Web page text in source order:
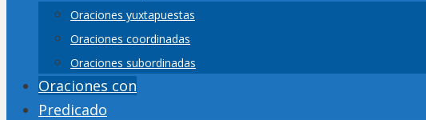
Oraciones yuxtapuestas
Oraciones coordinadas
Oraciones subordinadas
Oraciones con
Predicado